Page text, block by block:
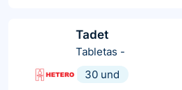
Tadet
Tabletas -
30 und